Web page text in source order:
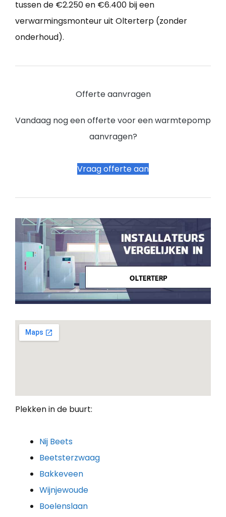
tussen de €2.250 en €6.400 bij een
verwarmingsmonteur uit Olterterp (zonder
onderhoud).
Offerte aanvragen
Vandaag nog een offerte voor een warmtepomp
aanvragen?
Vraag offerte aan
Plekken in de buurt:
Nij Beets
Beetsterzwaag
Bakkeveen
Wijnjewoude
Boelenslaan